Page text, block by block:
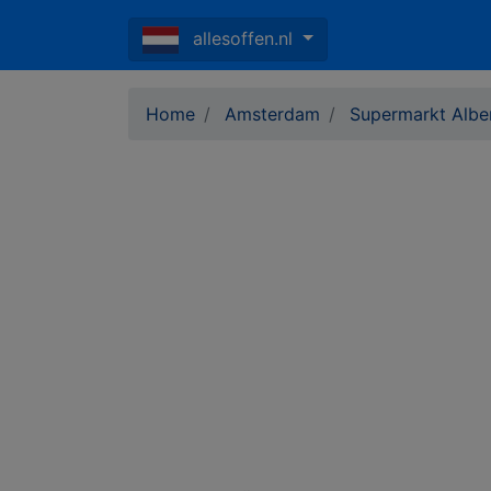
allesoffen.nl
Home Amsterdam Supermarkt